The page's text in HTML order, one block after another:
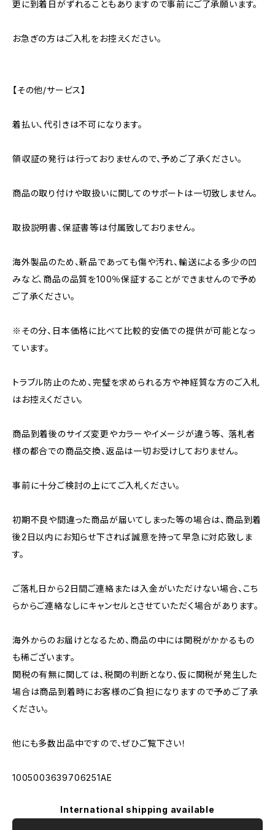
更に到着日がずれることもありますので事前にご了承願います。
お急ぎの方はご入札をお控えください。
【その他/サービス】
着払い、代引きは不可になります。
領収証の発行は行っておりませんので、予めご了承ください。
商品の取り付けや取扱いに関してのサポートは一切致しません。
取扱説明書、保証書等は付属致しておりません。
海外製品のため、新品であっても傷や汚れ、輸送による多少の凹
みなど、商品の品質を100％保証することができませんので予め
ご了承ください。
※その分、日本価格に比べて比較的安価での提供が可能となっ
ています。
トラブル防止のため、完璧を求められる方や神経質な方のご入札
はお控えください。
商品到着後のサイズ変更やカラーやイメージが違う等、 落札者
様の都合での商品交換、返品は一切お受けしておりません。
事前に十分ご検討の上にてご入札ください。
初期不良や間違った商品が届いてしまった等の場合は、商品到着
後2日以内にお知らせ下されば誠意を持って早急に対応致しま
す。
ご落札日から2日間ご連絡または入金がいただけない場合、こち
らからご連絡なしにキャンセルとさせていただく場合があります。
海外からのお届けとなるため、商品の中には関税がかかるもの
も稀ございます。
関税の有無に関しては、税関の判断となり、仮に関税が発生した
場合は商品到着時にお客様のご負担になりますので予めご了承
ください。
他にも多数出品中ですので、ぜひご覧下さい！
1005003639706251AE
International shipping available